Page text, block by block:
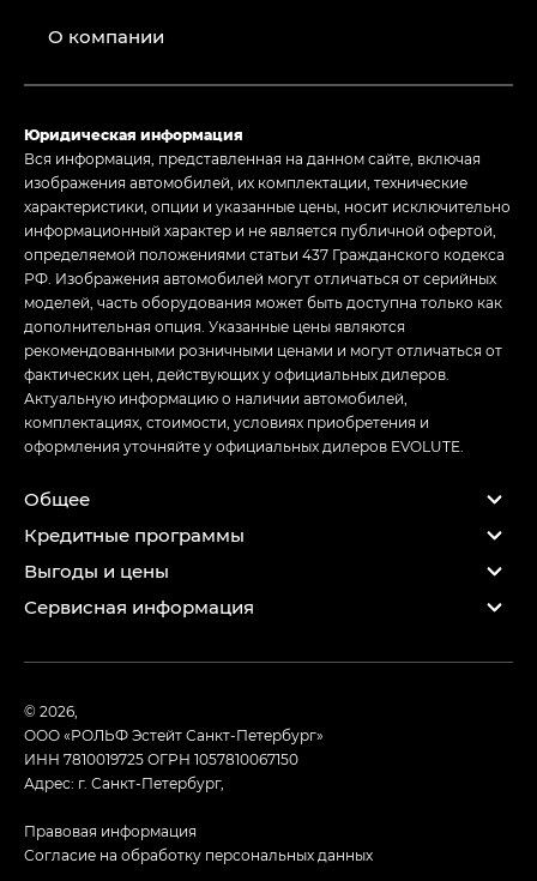
О компании
Юридическая информация
Вся информация, представленная на данном сайте, включая
изображения автомобилей, их комплектации, технические
характеристики, опции и указанные цены, носит исключительно
информационный характер и не является публичной офертой,
определяемой положениями статьи 437 Гражданского кодекса
РФ. Изображения автомобилей могут отличаться от серийных
моделей, часть оборудования может быть доступна только как
дополнительная опция. Указанные цены являются
рекомендованными розничными ценами и могут отличаться от
фактических цен, действующих у официальных дилеров.
Актуальную информацию о наличии автомобилей,
комплектациях, стоимости, условиях приобретения и
оформления уточняйте у официальных дилеров EVOLUTE.
Общее
Кредитные программы
Выгоды и цены
Сервисная информация
© 2026,
ООО «РОЛЬФ Эстейт Санкт-Петербург»
ИНН 7810019725ОГРН 1057810067150
Адрес: г. Санкт-Петербург,
Правовая информация
Согласие на обработку персональных данных